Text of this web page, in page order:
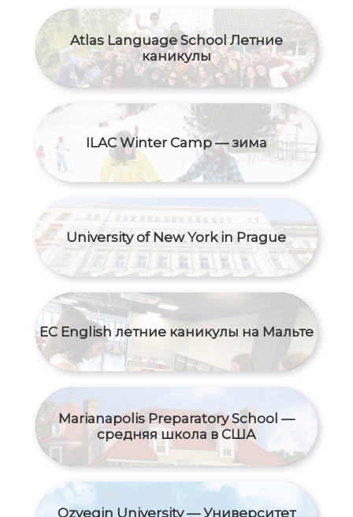
Atlas Language School Летние
каникулы
ILAC Winter Camp — зима
University of New York in Prague
EC English летние каникулы на Мальте
Marianapolis Preparatory School —
средняя школа в США
Ozyegin University — Университет